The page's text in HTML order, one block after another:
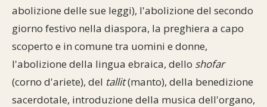
abolizione delle sue leggi), l'abolizione del secondo
giorno festivo nella diaspora, la preghiera a capo
scoperto e in comune tra uomini e donne,
l'abolizione della lingua ebraica, dello shofar
(corno d'ariete), del tallit(manto), della benedizione
sacerdotale, introduzione della musica dell'organo,